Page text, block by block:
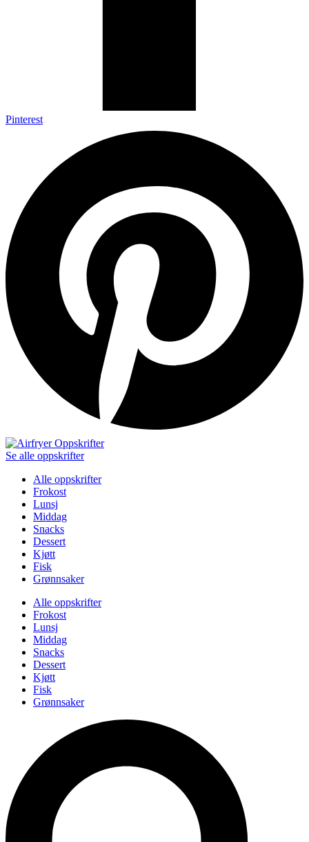
Pinterest
Se alle oppskrifter
Alle oppskrifter
Frokost
Lunsj
Middag
Snacks
Dessert
Kjøtt
Fisk
Grønnsaker
Alle oppskrifter
Frokost
Lunsj
Middag
Snacks
Dessert
Kjøtt
Fisk
Grønnsaker